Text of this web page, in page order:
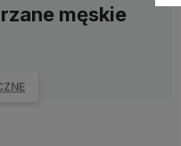
męskie